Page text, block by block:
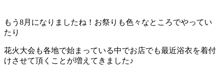
もう8月になりましたね！お祭りも色々なところでやってい
たり
花火大会も各地で始まっている中でお店でも最近浴衣を着付
けさせて頂くことが増えてきました♪